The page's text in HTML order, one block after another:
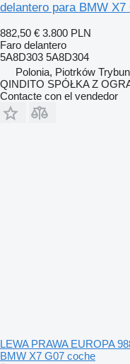
delantero para BMW X7
882,50 € 3.800 PLN
Faro delantero
5A8D303 5A8D304
Polonia, Piotrków
QINDITO SPÓŁKA Z
Contacte con el vendedor
LEWA PRAWA EUROPA
BMW X7 G07 coche